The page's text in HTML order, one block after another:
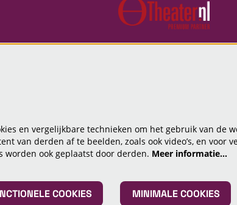
en vergelijkbare technieken om het gebruik van de
van derden af te beelden, zoals ook video’s, en voor
worden ook geplaatst door derden. Meer informatie…
COOKIES MINIMALE COOKIES